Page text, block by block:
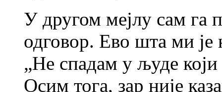
У другом мејлу сам га
одговор. Ево шта ми је
„Не спадам у људе
Осим тога, зар није